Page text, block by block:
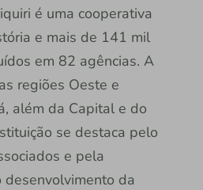
é uma cooperativa
e mais de 141 mil
em 82 agências. A
regiões Oeste e
além da Capital e do
se destaca pelo
e pela
desenvolvimento da